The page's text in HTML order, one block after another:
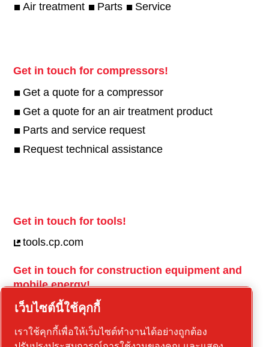
Air treatment
Parts Service
Get in touch for compressors!
Get a quote for a compressor
Get a quote for an air treatment product
Parts and service request
Request technical assistance
Get in touch for tools!
tools.cp.com
Get in touch for construction equipment and
mobile energy!
power-technique.cp.com
เว็บไซต์นี้ใช้คุกกี้
เราใช้คุกกี้เพื่อให้เว็บไซต์ทำงานได้อย่างถูกต้อง